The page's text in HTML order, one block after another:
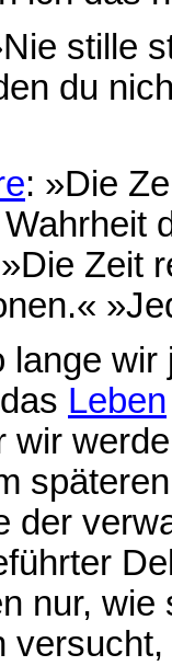
stille
du
: »Die
Zeit
lange
Leben
wir
der
nur,